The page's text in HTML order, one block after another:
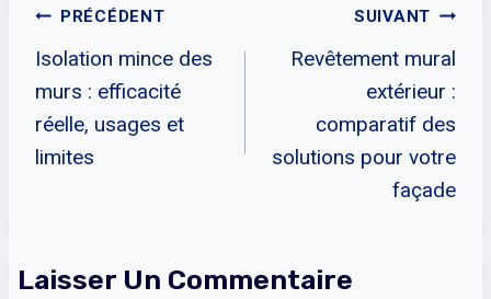
Navigation
De
L’article
PRÉCÉDENT
Isolation mince des
murs : efficacité
réelle, usages et
limites
SUIVANT
Revêtement mural
extérieur :
comparatif des
solutions pour votre
façade
Laisser Un Commentaire